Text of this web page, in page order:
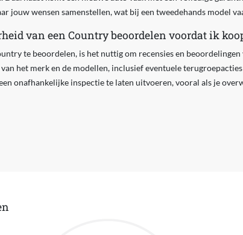
jouw wensen samenstellen, wat bij een tweedehands model
van een Country beoordelen voordat ik
te beoordelen, is het nuttig om recensies en beoordelingen
het merk en de modellen, inclusief eventuele
onafhankelijke inspectie te laten uitvoeren, vooral als je